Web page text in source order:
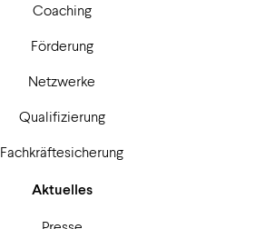
Coaching
Förderung
Netzwerke
Qualifizierung
Fachkräftesicherung
Aktuelles